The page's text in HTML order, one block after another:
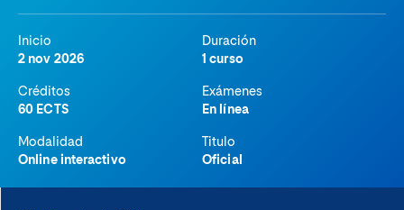
Inicio
2 nov 2026
Duración
1 curso
Créditos
60 ECTS
Exámenes
En línea
Modalidad
Online interactivo
Titulo
Oficial